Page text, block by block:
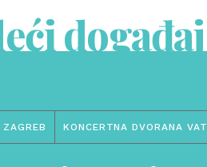
događaj
ZAGREB KONCERTNA DVORANA